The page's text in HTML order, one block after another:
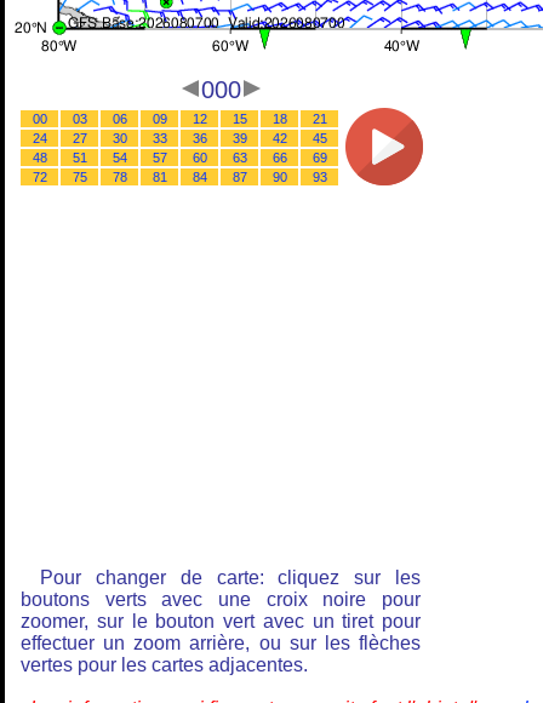
000
00 03 06 09 12 15 18
21
24
27 30 33 36 39 42
45
48
51 54 57 60 63 66
69
72
75 78 81 84 87 90 93
Pour changer de carte: cliquez sur les
boutons verts avec une croix noire pour
zoomer, sur le bouton vert avec un tiret pour
effectuer un zoom arrière, ou sur les flèches
vertes pour les cartes adjacentes.